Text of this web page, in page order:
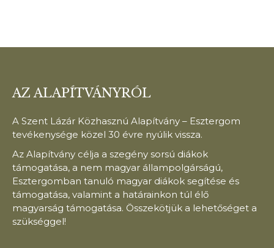
AZ ALAPÍTVÁNYRÓL
A Szent Lázár Közhasznú Alapítvány – Esztergom
tevékenysége közel 30 évre nyúlik vissza.
Az Alapítvány célja a szegény sorsú diákok
támogatása, a nem magyar állampolgárságú,
Esztergomban tanuló magyar diákok segítése és
támogatása, valamint a határainkon túl élő
magyarság támogatása. Összekötjük a lehetőséget a
szükséggel!